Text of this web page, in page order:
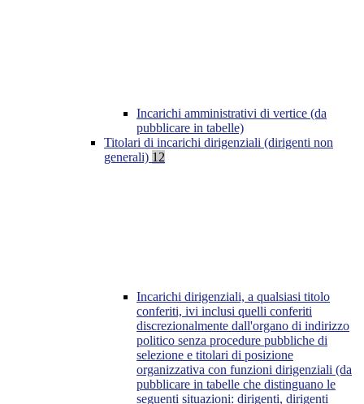
Incarichi amministrativi di vertice (da
pubblicare in tabelle)
Titolari di incarichi dirigenziali (dirigenti non
generali) 12
Incarichi dirigenziali, a qualsiasi titolo
conferiti, ivi inclusi quelli conferiti
discrezionalmente dall'organo di indirizzo
politico senza procedure pubbliche di
selezione e titolari di posizione
organizzativa con funzioni dirigenziali (da
pubblicare in tabelle che distinguano le
seguenti situazioni: dirigenti, dirigenti